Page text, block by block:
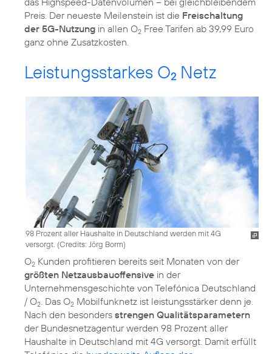
Preis. Der neueste Meilenstein ist die Freischaltung
der 5G-Nutzung in allen O2 Free Tarifen ab 39,99 Euro
ganz ohne Zusatzkosten.
Leistungsstarkes O2 Netz
98 Prozent aller Haushalte in Deutschland werden mit 4G
versorgt. (Credits: Jörg Borm)
O2 Kunden profitieren bereits seit Monaten von der
größten Netzausbauoffensive in der
Unternehmensgeschichte von Telefónica Deutschland
/ O2. Das O2 Mobilfunknetz ist leistungsstärker denn je.
Nach den besonders strengen Qualitätsparametern
der Bundesnetzagentur werden 98 Prozent aller
Haushalte in Deutschland mit 4G versorgt. Damit erfüllt